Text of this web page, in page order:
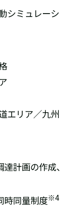
シミュレーシ
エリア／九州
計画の作成、
同量制度※4